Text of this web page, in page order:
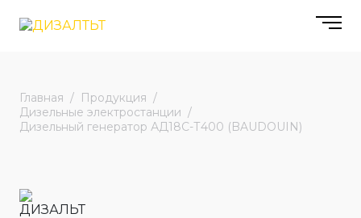
Главная
Продукция
Дизельные электростанции
Дизельный генератор АД18С-Т400 (BAUDOUIN)